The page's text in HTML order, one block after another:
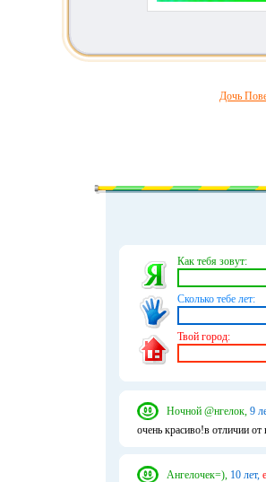
Дочь
Как тебя зовут:
Сколько тебе лет:
Твой город:
Ночной @нгелок, 9
очень красиво!в отличии от
Ангелочек=), 10 лет,